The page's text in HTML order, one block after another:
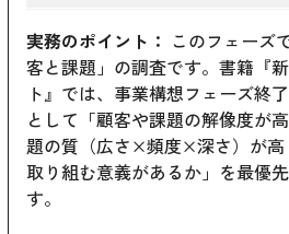
実務のポイント： このフェーズ
客と課題」の調査です。書籍『
ト』では、事業構想フェーズ終
として「顧客や課題の解像度が
題の質（広さ×頻度×深さ）が
取り組む意義があるか」を最優
す。